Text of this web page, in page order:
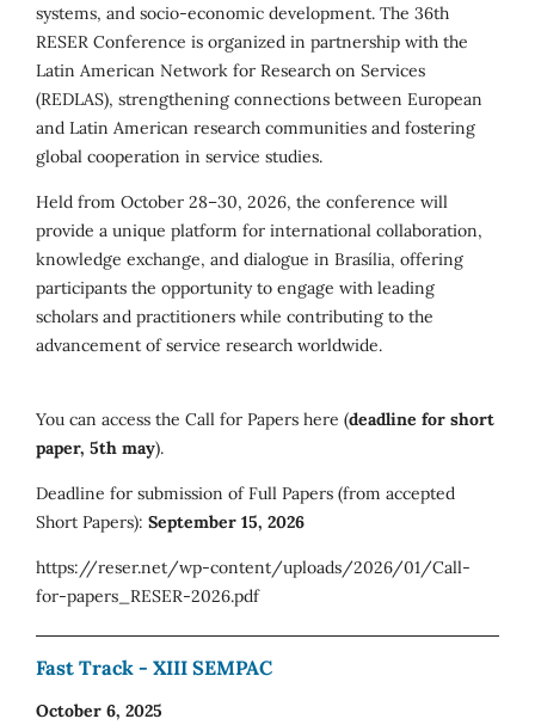
systems, and socio-economic development. The 36th
RESER Conference is organized in partnership with the
Latin American Network for Research on Services
(REDLAS), strengthening connections between European
and Latin American research communities and fostering
global cooperation in service studies.
Held from October 28–30, 2026, the conference will
provide a unique platform for international collaboration,
knowledge exchange, and dialogue in Brasília, offering
participants the opportunity to engage with leading
scholars and practitioners while contributing to the
advancement of service research worldwide.
You can access the Call for Papers here (deadline for short
paper, 5th may).
Deadline for submission of Full Papers (from accepted
Short Papers): September 15, 2026
https://reser.net/wp-content/uploads/2026/01/Call-
for-papers_RESER-2026.pdf
Fast Track - XIII SEMPAC
October 6, 2025